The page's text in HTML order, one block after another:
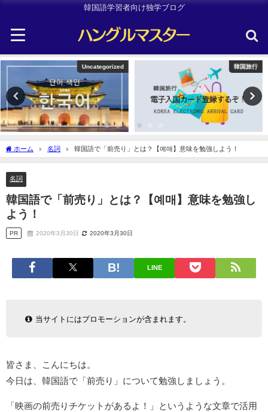
韓国語学習者向け独学ブログ
韓国旅行 韓国旅行
ホーム 名詞 韓国語で「前売り」とは？【예매】意味を勉強しよう！
名詞
韓国語で「前売り」とは？【예매】意味を勉強し
よう！
PR 2020年3月30日 2020年3月30日
LINE
当サイトにはプロモーションが含まれます。
皆さま、こんにちは。
今日は、韓国語で「前売り」について勉強しましょう。
「映画の前売りチケットがあるよ！」というような文章で活用